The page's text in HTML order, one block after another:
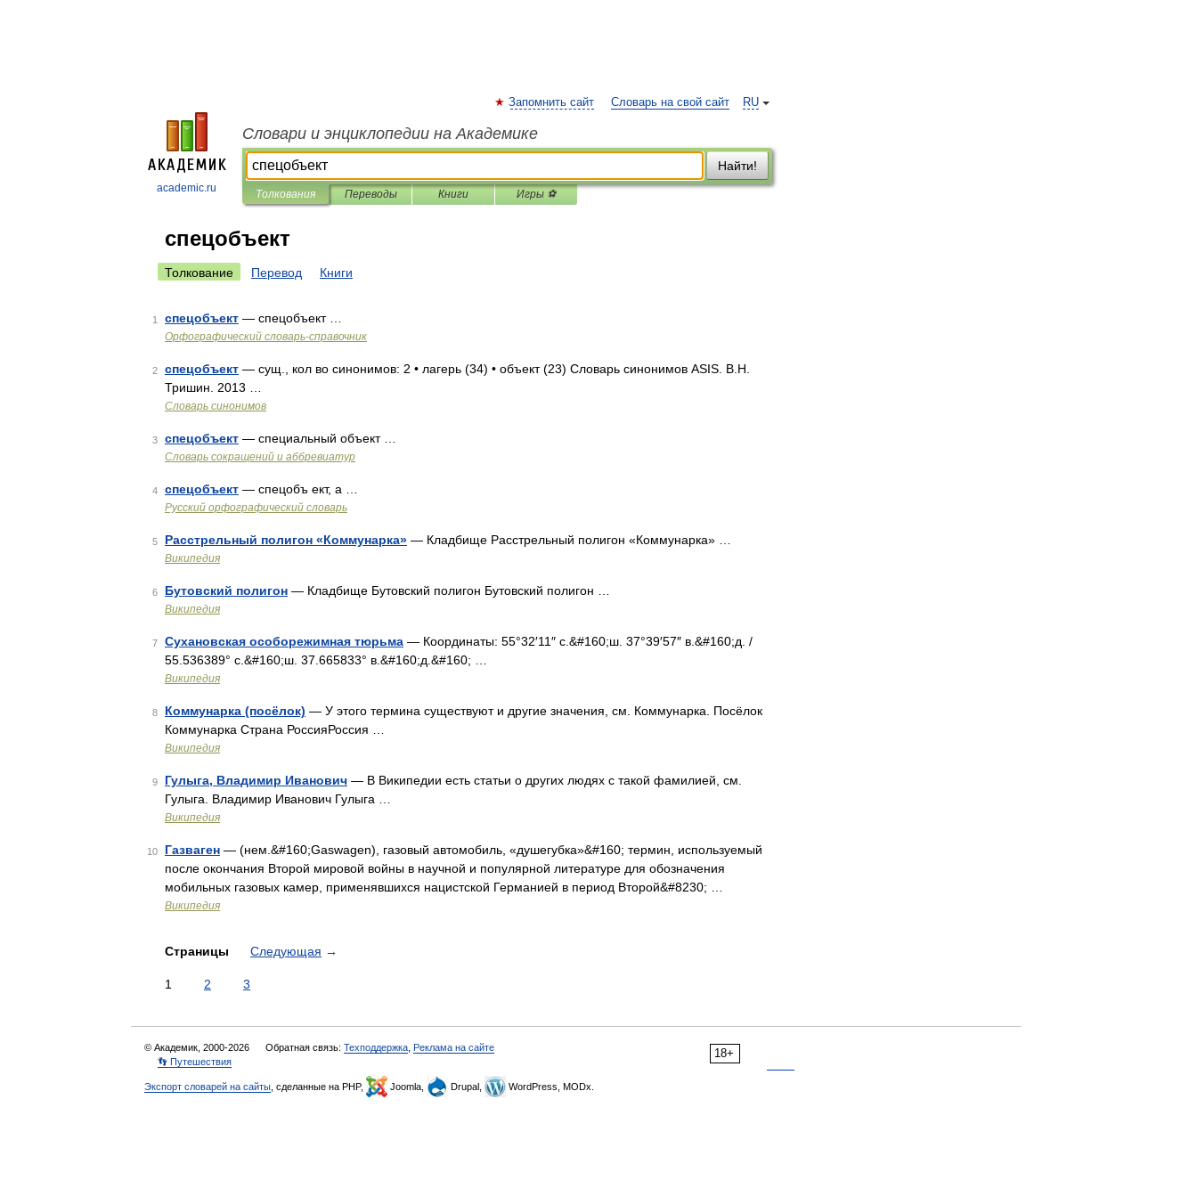
academic.ru
RU
Запомнить сайт Словарь на свой сайт
Словари и энциклопедии на Академике
Найти!
Толкования Переводы Книги Игры ⚽
спецобъект
Толкование Перевод Книги
1 спецобъект — спецобъект …
Орфографический словарь-справочник
2 спецобъект — сущ., кол во синонимов: 2 • лагерь (34) • объект (23) Словарь синонимов ASIS. В.Н.
Тришин. 2013 …
Словарь синонимов
3 спецобъект — специальный объект …
Словарь сокращений и аббревиатур
4 спецобъект — спецобъ ект, а …
Русский орфографический словарь
5 Расстрельный полигон «Коммунарка» — Кладбище Расстрельный полигон «Коммунарка» …
Википедия
6 Бутовский полигон — Кладбище Бутовский полигон Бутовский полигон …
Википедия
7 Сухановская особорежимная тюрьма — Координаты: 55°32′11″ с.&#160;ш. 37°39′57″ в.&#160;д. /
55.536389° с.&#160;ш. 37.665833° в.&#160;д.&#160; …
Википедия
8 Коммунарка (посёлок) — У этого термина существуют и другие значения, см. Коммунарка. Посёлок
Коммунарка Страна РоссияРоссия …
Википедия
9 Гулыга, Владимир Иванович — В Википедии есть статьи о других людях с такой фамилией, см.
Гулыга. Владимир Иванович Гулыга …
Википедия
10 Газваген — (нем.&#160;Gaswagen), газовый автомобиль, «душегубка»&#160; термин, используемый
после окончания Второй мировой войны в научной и популярной литературе для обозначения
мобильных газовых камер, применявшихся нацистской Германией в период Второй&#8230; …
Википедия
Страницы Следующая →
1 2 3
18+
© Академик, 2000-2026 Обратная связь: Техподдержка Реклама на сайте
👣 Путешествия
Экспорт словарей на сайты , сделанные на PHP, Joomla, Drupal, WordPress, MODx.